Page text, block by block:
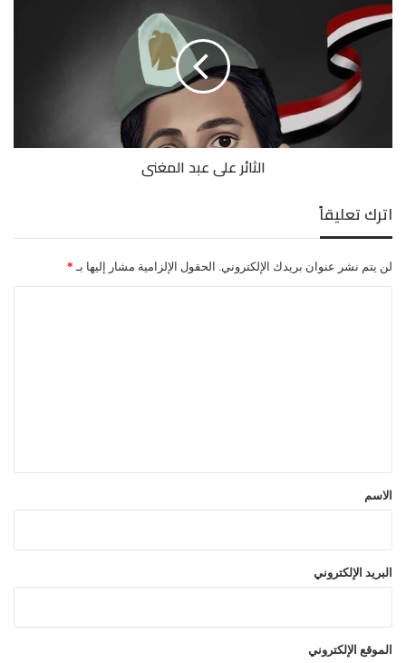
علي
عبد
الثائر علي عبد المغني
اترك تعليقاً
لن يتم نشر عنوان بريدك الإلكتروني. الحقول الإلزامية مشار إليها بـ *
*الاسم
البريد الإلكتروني
الموقع الإلكتروني